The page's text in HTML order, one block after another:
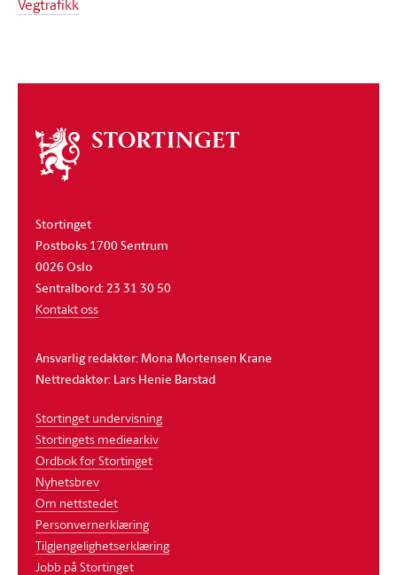
Vegtrafikk
Om
stortinget
Stortinget
Postboks 1700 Sentrum
0026 Oslo
Sentralbord: 23 31 30 50
Kontakt oss
Ansvarlig redaktør: Mona Mortensen Krane
Nettredaktør: Lars Henie Barstad
Stortinget undervisning
Stortingets mediearkiv
Ordbok for Stortinget
Nyhetsbrev
Om nettstedet
Personvernerklæring
Tilgjengelighetserklæring
Jobb på Stortinget